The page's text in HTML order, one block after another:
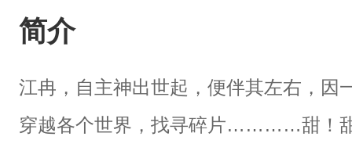
简介
江冉，自主神出世起，便伴其左右，因
穿越各个世界，找寻碎片…………甜！